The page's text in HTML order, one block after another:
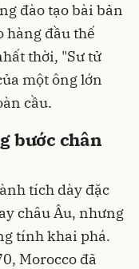
đào tạo bài bản
hàng đầu thế
thời, "Sư tử
một ông lớn
cầu.
bước chân
tích dày đặc
châu Âu, nhưng
tính khai phá.
Morocco đã